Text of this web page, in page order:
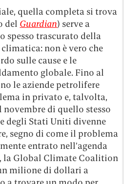
quella completa si trova
del Guardian) serve a
spesso trascurato della
non è vero che
sulle cause e le
globale. Fino al
le aziende petrolifere
in privato e, talvolta,
di quello stesso
degli Stati Uniti divenne
segno di come il problema
entrato nell’agenda
la Global Climate Coalition
milione di dollari a